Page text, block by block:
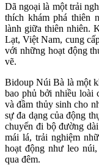
Dã ngoại là một trải
thích khám phá thiên
lành giữa thiên nhiên.
Lạt, Việt Nam, cung
với những hoạt động
vẽ.
Bidoup Núi Bà là một
bao phủ bởi nhiều loài
và đầm thủy sinh cho
sự đa dạng của động
chuyến đi bộ đường
mái lá, trải nghiệm
hoạt động như leo
qua đêm.